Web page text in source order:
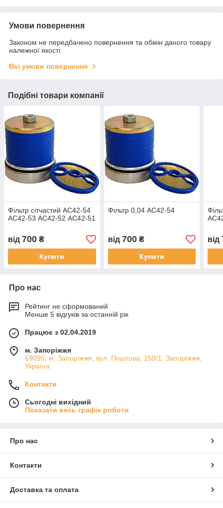
Умови повернення
Законом не передбачено повернення та обмін даного товару
належної якості
Всі умови повернення
Подібні товари компанії
Фільтр сітчастий АС42-54
АС42-53 АС42-52 АС42-51
від 700 ₴
Купити
Фільтр 0,04 АС42-54
від 700₴
Купити
від
Про нас
Рейтинг не сформований
Менше 5 відгуків за останній рік
Працює з 02.04.2019
м. Запоріжжя
69095, м. Запоріжжя, вул. Поштова, 159/1, Запоріжжя,
Україна
Контакти
Сьогодні вихідний
Показати весь графік роботи
Про нас
Контакти
Доставка та оплата